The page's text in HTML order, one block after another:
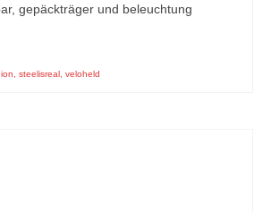
gepäckträger und beleuchtung
steelisreal veloheld